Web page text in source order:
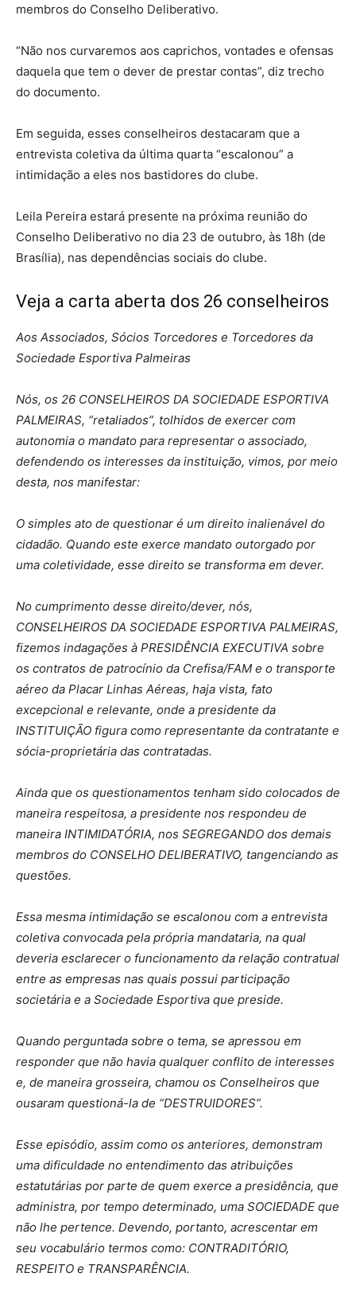
membros do Conselho Deliberativo.
“Não nos curvaremos aos caprichos, vontades e ofensas
daquela que tem o dever de prestar contas”, diz trecho
do documento.
Em seguida, esses conselheiros destacaram que a
entrevista coletiva da última quarta “escalonou” a
intimidação a eles nos bastidores do clube.
Leila Pereira estará presente na próxima reunião do
Conselho Deliberativo no dia 23 de outubro, às 18h (de
Brasília), nas dependências sociais do clube.
Veja a carta aberta dos 26 conselheiros
Aos Associados, Sócios Torcedores e Torcedores da
Sociedade Esportiva Palmeiras
Nós, os 26 CONSELHEIROS DA SOCIEDADE ESPORTIVA
PALMEIRAS, “retaliados”, tolhidos de exercer com
autonomia o mandato para representar o associado,
defendendo os interesses da instituição, vimos, por meio
desta, nos manifestar:
O simples ato de questionar é um direito inalienável do
cidadão. Quando este exerce mandato outorgado por
uma coletividade, esse direito se transforma em dever.
No cumprimento desse direito/dever, nós,
CONSELHEIROS DA SOCIEDADE ESPORTIVA PALMEIRAS,
fizemos indagações à PRESIDÊNCIA EXECUTIVA sobre
os contratos de patrocínio da Crefisa/FAM e o transporte
aéreo da Placar Linhas Aéreas, haja vista, fato
excepcional e relevante, onde a presidente da
INSTITUIÇÃO figura como representante da contratante e
sócia-proprietária das contratadas.
Ainda que os questionamentos tenham sido colocados de
maneira respeitosa, a presidente nos respondeu de
maneira INTIMIDATÓRIA, nos SEGREGANDO dos demais
membros do CONSELHO DELIBERATIVO, tangenciando as
questões.
Essa mesma intimidação se escalonou com a entrevista
coletiva convocada pela própria mandataria, na qual
deveria esclarecer o funcionamento da relação contratual
entre as empresas nas quais possui participação
societária e a Sociedade Esportiva que preside.
Quando perguntada sobre o tema, se apressou em
responder que não havia qualquer conflito de interesses
e, de maneira grosseira, chamou os Conselheiros que
ousaram questioná-la de “DESTRUIDORES”.
Esse episódio, assim como os anteriores, demonstram
uma dificuldade no entendimento das atribuições
estatutárias por parte de quem exerce a presidência, que
administra, por tempo determinado, uma SOCIEDADE que
não lhe pertence. Devendo, portanto, acrescentar em
seu vocabulário termos como: CONTRADITÓRIO,
RESPEITO e TRANSPARÊNCIA.